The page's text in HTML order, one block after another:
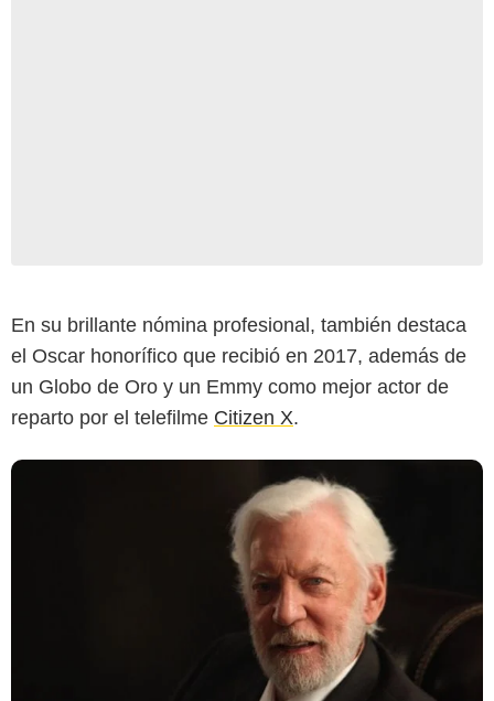
En su brillante nómina profesional, también destaca
el Oscar honorífico que recibió en 2017, además de
un Globo de Oro y un Emmy como mejor actor de
reparto por el telefilme Citizen X.